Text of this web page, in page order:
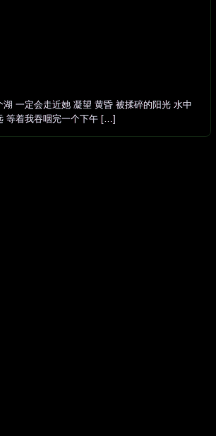
湖 一定会走近她 凝望 黄昏 被揉碎的阳光 水中
等着我吞咽完一个下午 […]